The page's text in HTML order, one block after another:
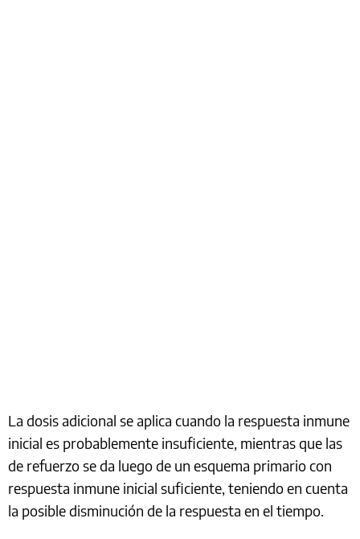
La dosis adicional se aplica cuando la respuesta inmune
inicial es probablemente insuficiente, mientras que las
de refuerzo se da luego de un esquema primario con
respuesta inmune inicial suficiente, teniendo en cuenta
la posible disminución de la respuesta en el tiempo.